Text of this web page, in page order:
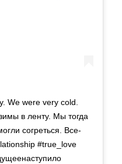
We were very cold.
в ленту. Мы тогда
согреться. Все-
#true_love